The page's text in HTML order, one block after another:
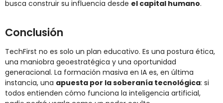
busca construir su influencia desde el capital humano.
Conclusión
TechFirst no es solo un plan educativo. Es una postura ética,
una maniobra geoestratégica y una oportunidad
generacional. La formación masiva en IA es, en última
instancia, una apuesta por la soberanía tecnológica: si
todos entienden cómo funciona la inteligencia artificial,